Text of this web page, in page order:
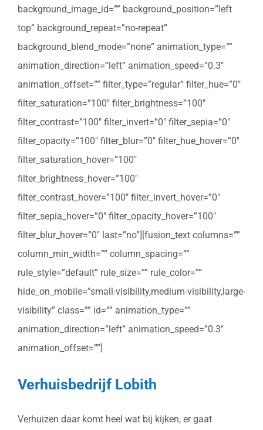
background_image_id=”” background_position=”left
top” background_repeat=”no-repeat”
background_blend_mode=”none” animation_type=””
animation_direction=”left” animation_speed=”0.3″
animation_offset=”” filter_type=”regular” filter_hue=”0″
filter_saturation=”100″ filter_brightness=”100″
filter_contrast=”100″ filter_invert=”0″ filter_sepia=”0″
filter_opacity=”100″ filter_blur=”0″ filter_hue_hover=”0″
filter_saturation_hover=”100″
filter_brightness_hover=”100″
filter_contrast_hover=”100″ filter_invert_hover=”0″
filter_sepia_hover=”0″ filter_opacity_hover=”100″
filter_blur_hover=”0″ last=”no”][fusion_text columns=””
column_min_width=”” column_spacing=””
rule_style=”default” rule_size=”” rule_color=””
hide_on_mobile=”small-visibility,medium-visibility,large-
visibility” class=”” id=”” animation_type=””
animation_direction=”left” animation_speed=”0.3″
animation_offset=””]
Verhuisbedrijf Lobith
Verhuizen daar komt heel wat bij kijken, er gaat